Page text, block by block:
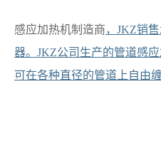
感应加热机制造商，JKZ销
器。JKZ公司生产的管道感
可在各种直径的管道上自由缠